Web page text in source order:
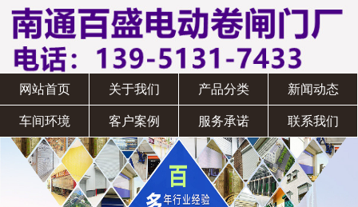
网站首页 关于我们 产品分类 新闻动态
车间环境 客户案例 服务承诺 联系我们